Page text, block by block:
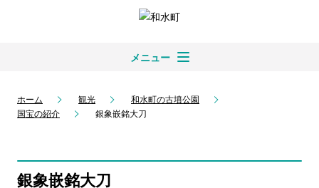
メニュー
ホーム 観光
和水町の古墳公園
国宝の紹介
銀象嵌銘大刀
銀象嵌銘大刀